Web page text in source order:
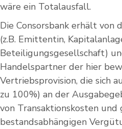
wäre ein Totalausfall.
Die Consorsbank erhält von
(z.B. Emittentin,
Beteiligungsgesellschaft)
Handelspartner der hier
Vertriebsprovision, die sich
zu 100%) an der
von Transaktionskosten und
bestandsabhängigen